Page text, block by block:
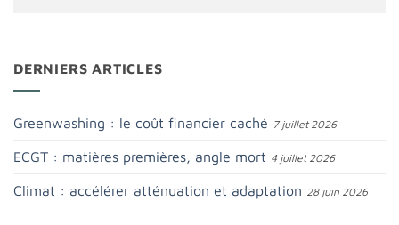
DERNIERS ARTICLES
Greenwashing : le coût financier caché 7 juillet 2026
ECGT : matières premières, angle mort 4 juillet 2026
Climat : accélérer atténuation et adaptation 28 juin 2026